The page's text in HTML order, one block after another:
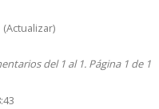
(Actualizar)
del 1 al 1. Página 1 de 1